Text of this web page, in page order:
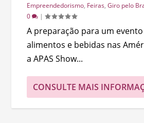
Empreendedorismo, Feiras,Giro pelo
0
|
A preparação para um
alimentos e bebidas nas
a APAS Show...
CONSULTE MAIS